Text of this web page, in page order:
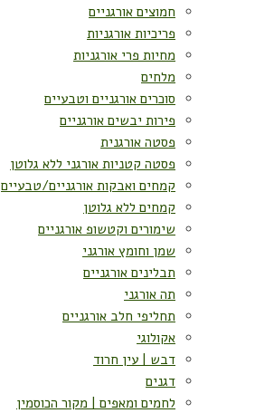
חמוצים אורגניים
פריכיות אורגניות
מחיות פרי אורגניות
מלחים
סוכרים אורגניים וטבעיים
פירות יבשים אורגניים
פסטה אורגנית
פסטה קטניות אורגני ללא גלוטן
קמחים ואבקות אורגניים/טבעיים
קמחים ללא גלוטן
שימורים וקטשופ אורגניים
שמן וחומץ אורגני
תבלינים אורגניים
תה אורגני
תחליפי חלב אורגניים
אקולוגי
דבש | עין חרוד
דגנים
לחמים ומאפים | מקור הכוסמין